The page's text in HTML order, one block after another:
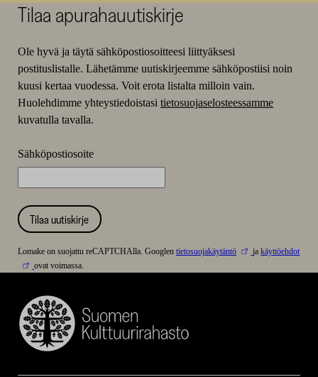
Tilaa apurahauutiskirje
Ole hyvä ja täytä sähköpostiosoitteesi liittyäksesi
postituslistalle. Lähetämme uutiskirjeemme sähköpostiisi noin
kuusi kertaa vuodessa. Voit erota listalta milloin vain.
Huolehdimme yhteystiedoistasi tietosuojaselosteessamme
kuvatulla tavalla.
Sähköpostiosoite
Tilaa uutiskirje
Lomake on suojattu reCAPTCHAlla. Googlen tietosuojakäytäntö jakäyttöehdot
ovat voimassa.
Suomen
Kulttuurirahasto